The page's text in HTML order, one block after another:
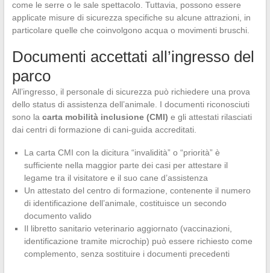
come le serre o le sale spettacolo. Tuttavia, possono essere
applicate misure di sicurezza specifiche su alcune attrazioni, in
particolare quelle che coinvolgono acqua o movimenti bruschi.
Documenti accettati all’ingresso del
parco
All’ingresso, il personale di sicurezza può richiedere una prova
dello status di assistenza dell’animale. I documenti riconosciuti
sono la carta mobilità inclusione (CMI) e gli attestati rilasciati
dai centri di formazione di cani-guida accreditati.
La carta CMI con la dicitura “invalidità” o “priorità” è
sufficiente nella maggior parte dei casi per attestare il
legame tra il visitatore e il suo cane d’assistenza
Un attestato del centro di formazione, contenente il numero
di identificazione dell’animale, costituisce un secondo
documento valido
Il libretto sanitario veterinario aggiornato (vaccinazioni,
identificazione tramite microchip) può essere richiesto come
complemento, senza sostituire i documenti precedenti